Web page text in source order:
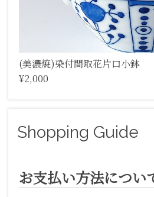
(美濃焼)染付間取花片口小鉢
¥2,000
Shopping Guide
お支払い方法につい